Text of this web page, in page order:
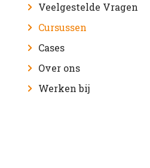
Veelgestelde Vragen
Cursussen
Cases
Over ons
Werken bij